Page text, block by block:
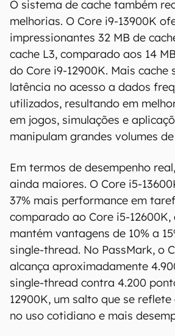
O sistema de cache também
melhorias. O Core i9-13900K
impressionantes 32 MB de
cache L3, comparado aos 14
do Core i9-12900K. Mais cache
latência no acesso a dados
utilizados, resultando em
em jogos, simulações e
manipulam grandes volumes
Em termos de desempenho
ainda maiores. O Core i5-
37% mais performance em
comparado ao Core i5-12600K,
mantém vantagens de 10% a
single-thread. No PassMark, o
alcança aproximadamente
single-thread contra 4.200
12900K, um salto que se
no uso cotidiano e mais